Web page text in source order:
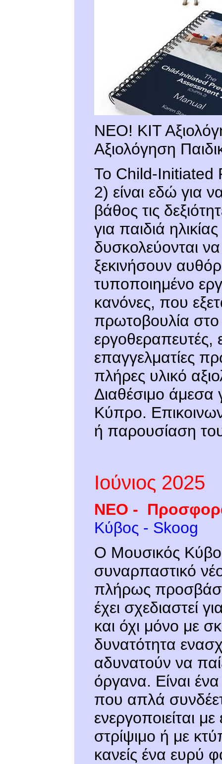
ΝΕΟ! ΚΙΤ
Αξιολόγηση
Το Child-Initiated
2) είναι εδώ για
βάθος τις
για παιδιά
δυσκολεύονται
ξεκινήσουν
τυποποιημένο
κανόνες, που
πρωτοβουλία στο
εργοθεραπευτές,
επαγγελματίες
πλήρες υλικό
Διαθέσιμο άμεσα
Κύπρο.
ή παρουσίαση
Ιούνιος 2025
ΝΕΟ -
Κύβος - Skoog
Ο Μουσικός
συναρπαστικό
πλήρως
έχει σχεδιαστεί
και όχι μόνο με
δυνατότητα
αδυνατούν να
όργανα. Είναι
που απλά
ενεργοποιείται
στρίψιμο ή με
κανείς ένα ευρύ